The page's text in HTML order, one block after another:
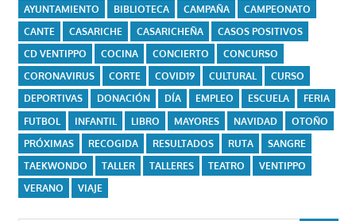
AYUNTAMIENTO
BIBLIOTECA CAMPAÑA
CAMPEONATO
CANTE
CASARICHE CASARICHEÑA
CASOS POSITIVOS
CD VENTIPPO
COCINA CONCIERTO
CONCURSO
CORONAVIRUS
CORTE COVID19 CULTURAL
CURSO
DEPORTIVAS
DONACIÓN DÍA EMPLEO ESCUELA
FERIA
FUTBOL
INFANTIL LIBRO MAYORES NAVIDAD
OTOÑO
PRÓXIMAS
RECOGIDA RESULTADOS RUTA
SANGRE
TAEKWONDO
TALLER TALLERES TEATRO
VENTIPPO
VERANO
VIAJE